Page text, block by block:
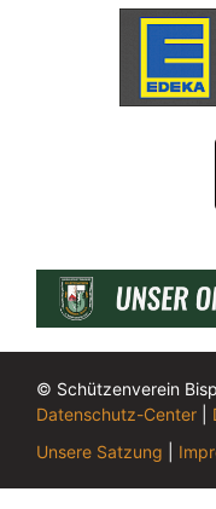
© Schützenverein
Datenschutz-Center
Unsere Satzung